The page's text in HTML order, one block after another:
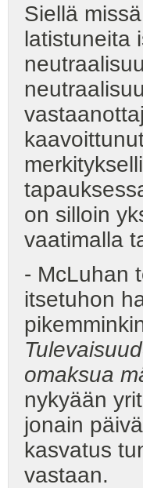
Siellä
latistuneita
on silloin
vaatimalla
- McLuhan
itsetuhon
omaksua
nykyään
jonain
kasvatus
vastaan.